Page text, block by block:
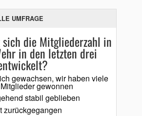
UMFRAGE
die Mitgliederzahl in
in den letzten drei
gewachsen, wir haben viele
gewonnen
stabil geblieben
zurückgegangen